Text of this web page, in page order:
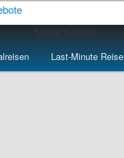
Angebote
MENU MENU
Last-Minute Reise